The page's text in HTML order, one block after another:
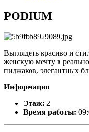
PODIUM
Выглядеть красиво и
женскую мечту в
пиджаков, элегантных
Информация
Этаж: 2
Время работы: